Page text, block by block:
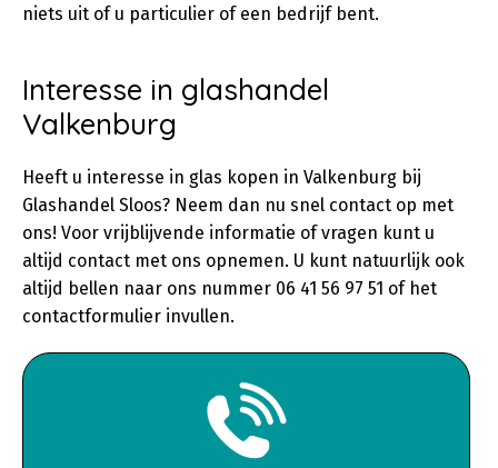
niets uit of u particulier of een bedrijf bent.
Interesse in glashandel
Valkenburg
Heeft u interesse in glas kopen in Valkenburg bij
Glashandel Sloos? Neem dan nu snel contact op met
ons! Voor vrijblijvende informatie of vragen kunt u
altijd contact met ons opnemen. U kunt natuurlijk ook
altijd bellen naar ons nummer 06 41 56 97 51 of het
contactformulier invullen.